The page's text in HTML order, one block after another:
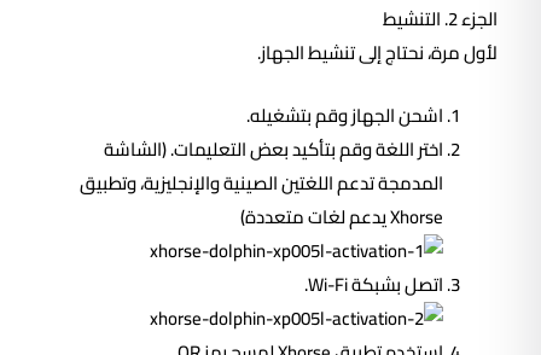
الجزء 2. التنشيط
لأول مرة، نحتاج إلى تنشيط الجهاز.
اشحن الجهاز وقم بتشغيله.
اختر اللغة وقم بتأكيد بعض التعليمات. (الشاشة
المدمجة تدعم اللغتين الصينية والإنجليزية، وتطبيق
Xhorse يدعم لغات متعددة)
اتصل بشبكة Wi-Fi.